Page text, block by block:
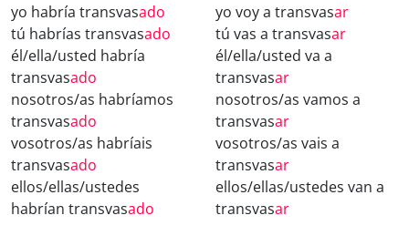
yo habría transvasado
tú habrías transvasado
él/ella/usted habría
transvasado
nosotros/as habríamos
transvasado
vosotros/as habríais
transvasado
ellos/ellas/ustedes
habrían transvasado
yo voy a transvasar
tú vas a transvasar
él/ella/usted va a
transvasar
nosotros/as vamos a
transvasar
vosotros/as vais a
transvasar
ellos/ellas/ustedes van a
transvasar